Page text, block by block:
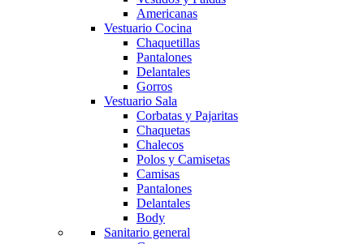
Americanas
Vestuario Cocina
Chaquetillas
Pantalones
Delantales
Gorros
Vestuario Sala
Corbatas y Pajaritas
Chaquetas
Chalecos
Polos y Camisetas
Camisas
Pantalones
Delantales
Body
Sanitario general